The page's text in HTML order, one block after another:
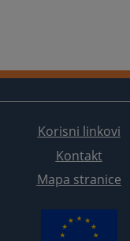
Korisni linkovi
Kontakt
Mapa stranice